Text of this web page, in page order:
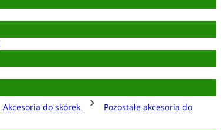
Akcesoria do skórek
Pozostałe akcesoria do